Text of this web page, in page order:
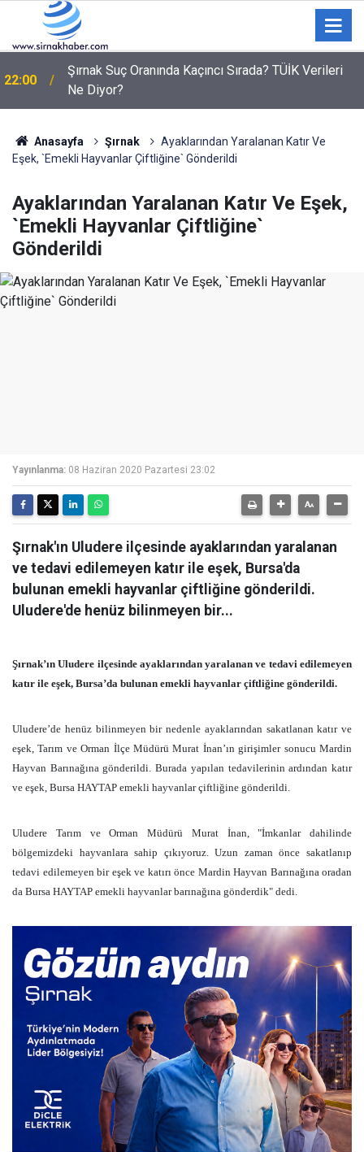
22:00
Şırnak Suç Oranında Kaçıncı Sırada? TÜİK Verileri
Ne Diyor?
Anasayfa Şırnak
Ayaklarından Yaralanan Katır Ve
Eşek, `Emekli Hayvanlar Çiftliğine` Gönderildi
Ayaklarından Yaralanan Katır Ve Eşek,
`Emekli Hayvanlar Çiftliğine`
Gönderildi
Yayınlanma: 08 Haziran 2020 Pazartesi 23:02
Şırnak'ın Uludere ilçesinde ayaklarından yaralanan
ve tedavi edilemeyen katır ile eşek, Bursa'da
bulunan emekli hayvanlar çiftliğine gönderildi.
Uludere'de henüz bilinmeyen bir...
Şırnak’ın Uludere ilçesinde ayaklarından yaralanan ve tedavi edilemeyen
katır ile eşek, Bursa’da bulunan emekli hayvanlar çiftliğine gönderildi.
Uludere’de henüz bilinmeyen bir nedenle ayaklarından sakatlanan katır ve
eşek, Tarım ve Orman İlçe Müdürü Murat İnan’ın girişimler sonucu Mardin
Hayvan Barınağına gönderildi. Burada yapılan tedavilerinin ardından katır
ve eşek, Bursa HAYTAP emekli hayvanlar çiftliğine gönderildi.
Uludere Tarım ve Orman Müdürü Murat İnan, "İmkanlar dahilinde
bölgemizdeki hayvanlara sahip çıkıyoruz. Uzun zaman önce sakatlanıp
tedavi edilemeyen bir eşek ve katırı önce Mardin Hayvan Barınağına oradan
da Bursa HAYTAP emekli hayvanlar barınağına gönderdik" dedi.